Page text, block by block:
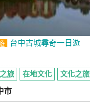
台中古城尋奇一日遊
旅 在地文化 文化之旅
市